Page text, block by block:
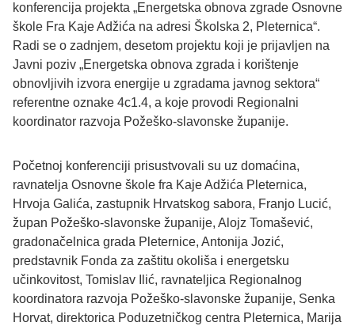
konferencija projekta „Energetska obnova zgrade Osnovne
škole Fra Kaje Adžića na adresi Školska 2, Pleternica“.
Radi se o zadnjem, desetom projektu koji je prijavljen na
Javni poziv „Energetska obnova zgrada i korištenje
obnovljivih izvora energije u zgradama javnog sektora“
referentne oznake 4c1.4, a koje provodi Regionalni
koordinator razvoja Požeško-slavonske županije.
Početnoj konferenciji prisustvovali su uz domaćina,
ravnatelja Osnovne škole fra Kaje Adžića Pleternica,
Hrvoja Galića, zastupnik Hrvatskog sabora, Franjo Lucić,
župan Požeško-slavonske županije, Alojz Tomašević,
gradonačelnica grada Pleternice, Antonija Jozić,
predstavnik Fonda za zaštitu okoliša i energetsku
učinkovitost, Tomislav Ilić, ravnateljica Regionalnog
koordinatora razvoja Požeško-slavonske županije, Senka
Horvat, direktorica Poduzetničkog centra Pleternica, Marija